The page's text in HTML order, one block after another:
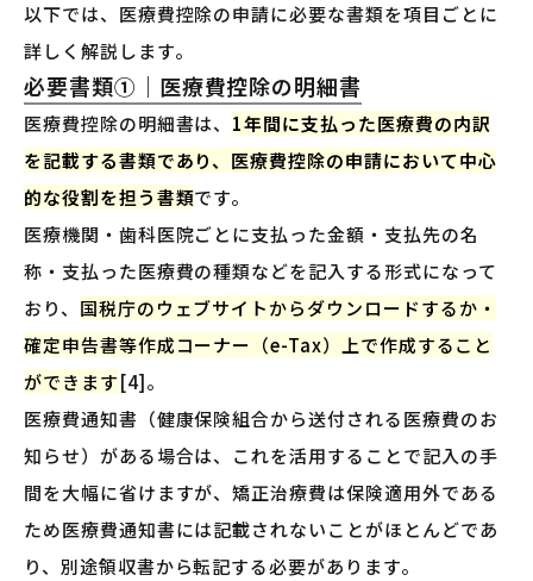
以下では、医療費控除の申請に必要な書類を項目ごとに
詳しく解説します。
必要書類①｜医療費控除の明細書
医療費控除の明細書は、 1年間に支払った医療費の内訳
を記載する書類であり、医療費控除の申請において中心
的な役割を担う書類です。
医療機関・歯科医院ごとに支払った金額・支払先の名
称・支払った医療費の種類などを記入する形式になって
おり、 国税庁のウェブサイトからダウンロードするか・
確定申告書等作成コーナー（e-Tax）上で作成すること
ができます[4]。
医療費通知書（健康保険組合から送付される医療費のお
知らせ）がある場合は、これを活用することで記入の手
間を大幅に省けますが、矯正治療費は保険適用外である
ため医療費通知書には記載されないことがほとんどであ
り、別途領収書から転記する必要があります。